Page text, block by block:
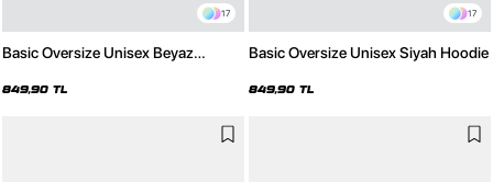
17
Basic Oversize Unisex Beyaz
849,90 TL
17
Basic Oversize Unisex Siyah Hoodie
849,90 TL